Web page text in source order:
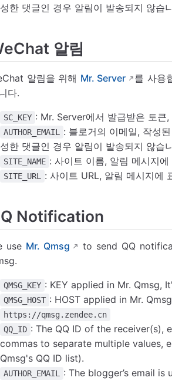
성한 댓글인 경우 알림이 발송되지 않습
알림
알림을 위해 Mr. Server 를 사용
다.
SC_KEY : Mr. Server에서 발급받은 토큰
AUTHOR_EMAIL : 블로거의 이메일, 작성
성한 댓글인 경우 알림이 발송되지 않습
SITE_NAME : 사이트 이름, 알림 메시지에
SITE_URL : 사이트 URL, 알림 메시지에
Notification
use Mr. Qmsg to send QQ
QMSG_KEY : KEY applied in Mr. Qmsg,
QMSG_HOST : HOST applied in Mr.
https://qmsg.zendee.cn
QQ_ID : The QQ ID of the receiver(s),
commas to separate multiple values,
Qmsg's QQ ID list).
AUTHOR_EMAIL
: The blogger’s email